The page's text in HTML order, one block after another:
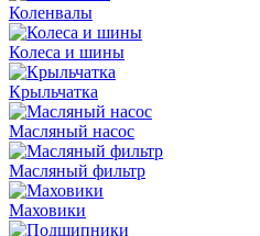
Коленвалы
Колеса и шины
Крыльчатка
Масляный насос
Масляный фильтр
Маховики